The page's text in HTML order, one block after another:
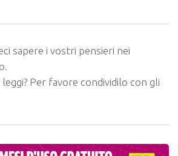
sapere i vostri pensieri nei
Per favore condividilo con gli